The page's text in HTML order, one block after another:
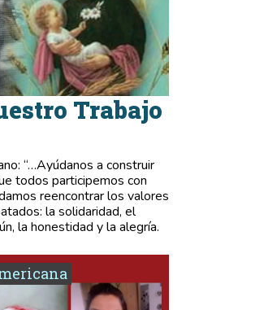
Trabajo
“…Ayúdanos a construir
todos participemos con
reencontrar los valores
la solidaridad, el
la honestidad y la alegría.